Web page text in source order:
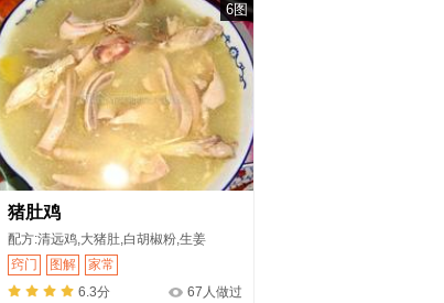
6图
猪肚鸡
配方:清远鸡,大猪肚,白胡椒粉,生姜
窍门
图解
家常
6.3分
67人做过